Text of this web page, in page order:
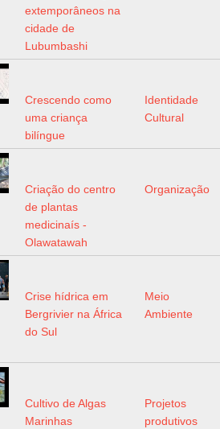
extemporâneos na
cidade de
Lubumbashi
Crescendo como
uma criança
bilíngue
Identidade
Cultural
Criação do centro
de plantas
medicinaís -
Olawatawah
Organização
Crise hídrica em
Bergrivier na África
do Sul
Meio
Ambiente
Cultivo de Algas
Marinhas
Projetos
produtivos